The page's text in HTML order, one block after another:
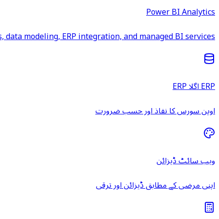
Power BI Analytics
data modeling, ERP integration, and managed BI services.
ERP اگلا ERP
اوپن سورس کا نفاذ اور حسب ضرورت
ویب سائٹ ڈیزائن
اپنی مرضی کے مطابق ڈیزائن اور ترقی